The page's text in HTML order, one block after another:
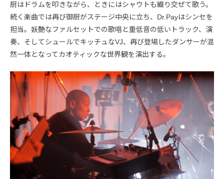
厨はドラムを叩きながら、ときにはシャウトも織り交ぜて歌う。
続く楽曲では再び御厨がステージ中央に立ち、Dr.Payはシンセを
担当。妖艶なファルセットでの歌唱と重低音の低いトラック、演
奏、そしてシュールでキッチュなVJ、再び登場したダンサーが混
然一体となってカオティックな世界観を演出する。